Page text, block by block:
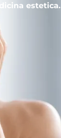
estetica.